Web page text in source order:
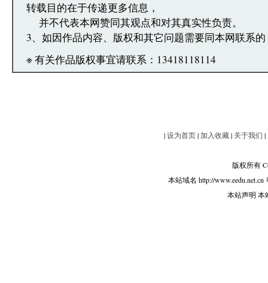
转载目的在于传递更多信息，
并不代表本网赞同其观点和对其真实性负责。
3、如因作品内容、版权和其它问题需要同本网联系
※ 有关作品版权事宜请联系：13418118114
|设为首页|加入收藏| 关于我们 |
版权所有
本站域名 http://www.eedu.net.cn
本站声明 本